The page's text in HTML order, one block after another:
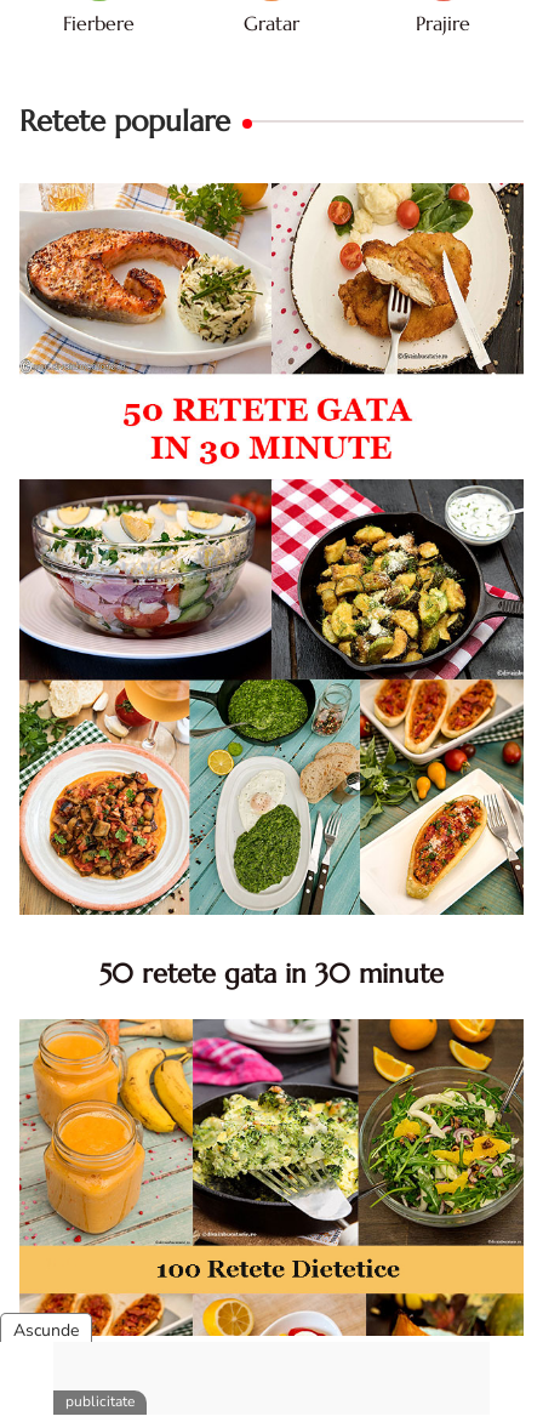
Fierbere Gratar Prajire
Retete populare
50 retete gata in 30 minute
minute. Retete rapide. Retete rapide de mancare. Idei
retete mancare rapid